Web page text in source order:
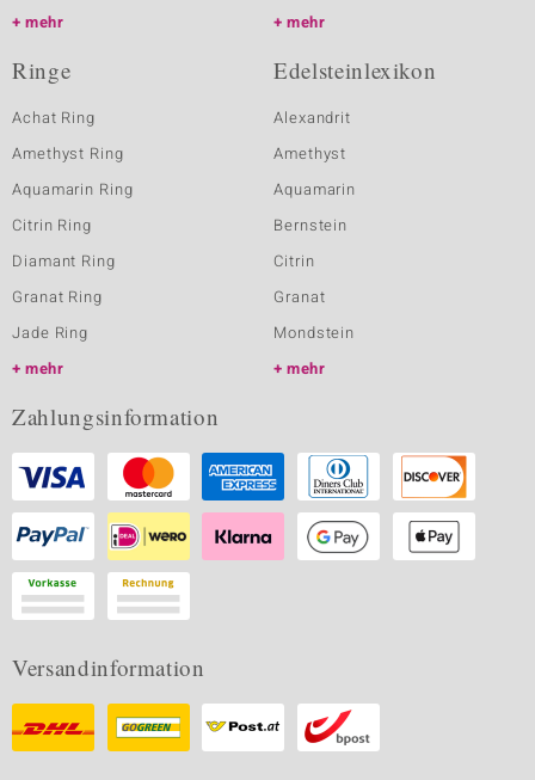
mehr
mehr
Ringe
Achat Ring
Amethyst Ring
Aquamarin Ring
Citrin Ring
Diamant Ring
Granat Ring
Jade Ring
mehr
Edelsteinlexikon
Alexandrit
Amethyst
Aquamarin
Bernstein
Citrin
Granat
Mondstein
mehr
Zahlungsinformation
Versandinformation